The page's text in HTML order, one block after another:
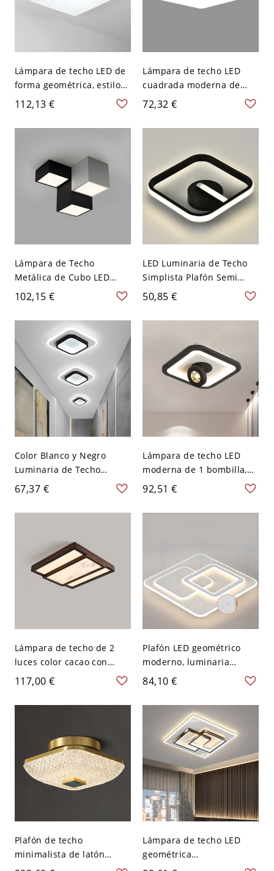
Lámpara de techo LED de
forma geométrica, estilo
moderno y sencillo, de
madera, con 1 luz, para
comedor - Cuadro 110 A
pequeño
112,13 €
Lámpara de techo LED
cuadrada moderna de
acrílico con 1 luz para
dormitorio - Blanco 110 A
120 V 30,48 cm Blanco
72,32 €
Lámpara de Techo
Metálica de Cubo LED
Luminaria de Techo
Moderna de Cubo para
Salón - Negro-blanco 110
A 120 V 3 Blanco
102,15 €
LED Luminaria de Techo
Simplista Plafón Semi
Rasante Metálico para
Pasillo - Negro 110 A 120
V Cuadro
50,85 €
Color Blanco y Negro
Luminaria de Techo
Acrílica Modernista Luz
de Techo LED para
Corredor - Negro-blanco
67,37 €
Lámpara de techo LED
moderna de 1 bombilla,
montaje empotrado
cuadrado negro con
pantalla acrílica, luz
92,51 €
Lámpara de techo de 2
luces color cacao con
diseño de madera natural
- 110 A 120 V 50,8 cm
Cuadro
117,00 €
Plafón LED geométrico
moderno, luminaria
acrílica minimalista para
dormitorio y pasillo - 110
A 120 V Cuadro
84,10 €
Plafón de techo
minimalista de latón
cepillado, luminaria
Lámpara de techo LED
geométrica
contemporánea, plafón